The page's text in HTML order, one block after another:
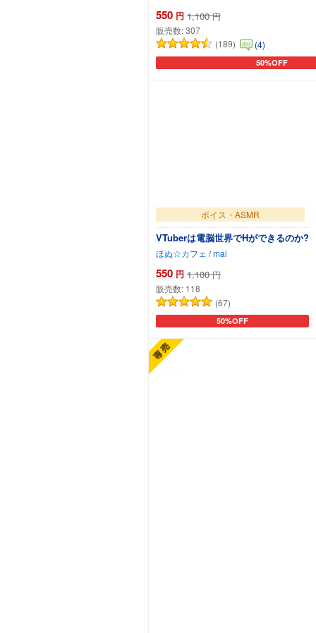
550 円 1,100 円
販売数:307
(189)
(4)
50%OFF
カートに追加
ボイス・ASMR
VTuberは電脳世界でHができるのか?
ほぬ☆カフェ /mai
550 円 1,100 円
販売数: 118
(67)
50%OFF
カートに追加